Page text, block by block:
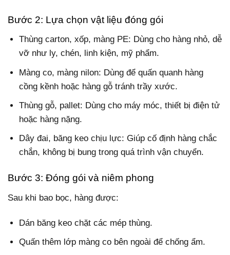
Bước 2: Lựa chọn vật liệu đóng gói
Thùng carton, xốp, màng PE: Dùng cho hàng nhỏ, dễ
vỡ như ly, chén, linh kiện, mỹ phẩm.
Màng co, màng nilon: Dùng để quấn quanh hàng
cồng kềnh hoặc hàng gỗ tránh trầy xước.
Thùng gỗ, pallet: Dùng cho máy móc, thiết bị điện tử
hoặc hàng nặng.
Dây đai, băng keo chịu lực: Giúp cố định hàng chắc
chắn, không bị bung trong quá trình vận chuyển.
Bước 3: Đóng gói và niêm phong
Sau khi bao bọc, hàng được:
Dán băng keo chặt các mép thùng.
Quấn thêm lớp màng co bên ngoài để chống ẩm.